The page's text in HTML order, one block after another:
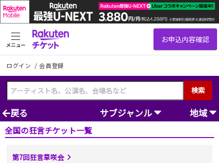
ログイン /会員登録
検索
メニュー
戻る サブジャンル 地域
全国の狂言チケット一覧
第7回狂言草咲会